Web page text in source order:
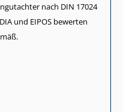
nach DIN 17024
und EIPOS bewerten